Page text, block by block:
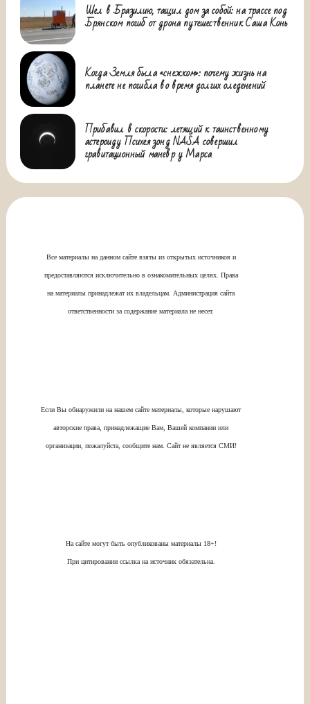
Шел в Бразилию, тащил дом за собой: на трассе под
Брянском погиб от дрона путешественник Саша Конь
Когда Земля была «снежком»: почему жизнь на
планете не погибла во время долгих оледенений
Прибавил в скорости: летящий к таинственному
астероиду Психея зонд NASA совершил
гравитационный маневр у Марса
Все материалы на данном сайте взяты из открытых источников и
предоставляются исключительно в ознакомительных целях. Права
на материалы принадлежат их владельцам. Администрация сайта
ответственности за содержание материала не несет.
Если Вы обнаружили на нашем сайте материалы, которые нарушают
авторские права, принадлежащие Вам, Вашей компании или
организации, пожалуйста, сообщите нам. Сайт не является СМИ!
На сайте могут быть опубликованы материалы 18+!
При цитировании ссылка на источник обязательна.